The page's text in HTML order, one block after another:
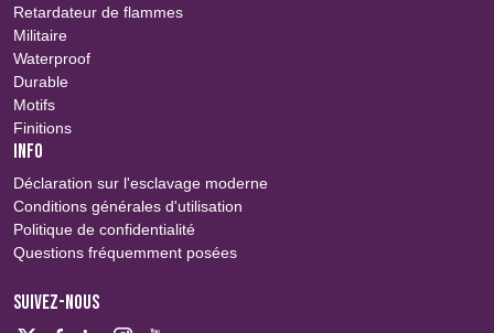
Retardateur de flammes
Militaire
Waterproof
Durable
Motifs
Finitions
INFO
Déclaration sur l'esclavage moderne
Conditions générales d'utilisation
Politique de confidentialité
Questions fréquemment posées
SUIVEZ-NOUS